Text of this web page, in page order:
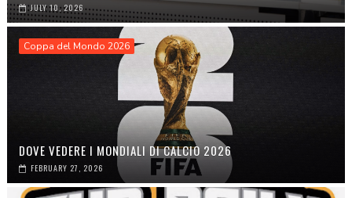
JULY 10, 2026
Coppa del Mondo 2026
DOVE VEDERE I MONDIALI DI CALCIO 2026
FEBRUARY 27, 2026